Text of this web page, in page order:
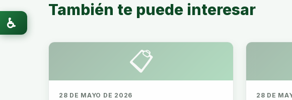
También te puede interesar
📋
28 DE MAYO DE 2026 28 DE
♿